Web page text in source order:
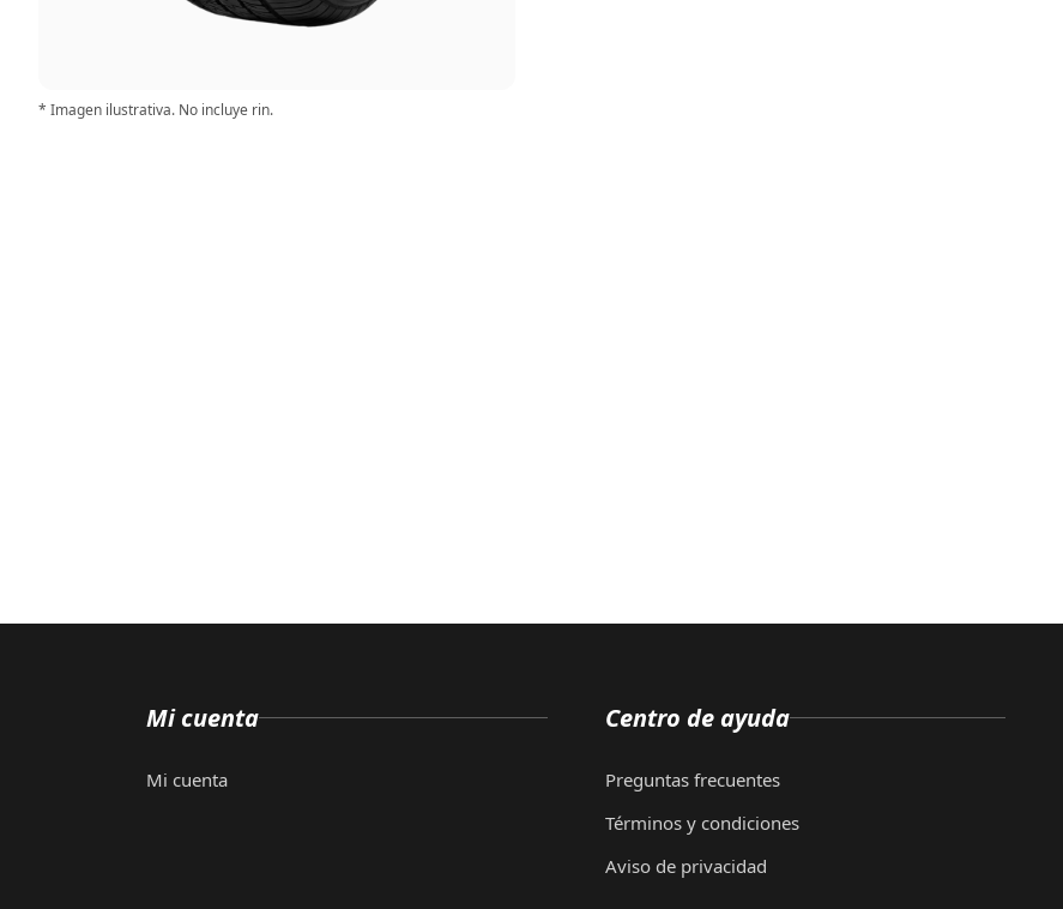
* Imagen ilustrativa. No incluye rin.
Mi cuenta
Mi cuenta
Centro de ayuda
Preguntas frecuentes
Términos y condiciones
Aviso de privacidad